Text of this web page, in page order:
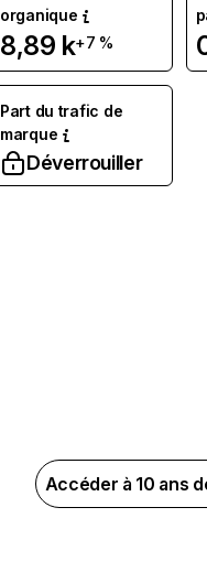
organique
8,89 k+7 %
Part du trafic de
marque
Déverrouiller
Accéder à 10 ans